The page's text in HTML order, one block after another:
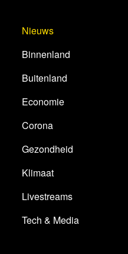
Nieuws
Binnenland
Buitenland
Economie
Corona
Gezondheid
Klimaat
Livestreams
Tech & Media